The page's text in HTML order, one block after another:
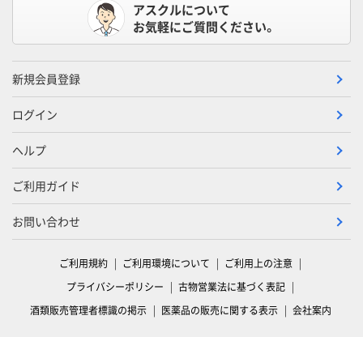
アスクルについて
お気軽にご質問ください。
新規会員登録
ログイン
ヘルプ
ご利用ガイド
お問い合わせ
ご利用規約 ご利用環境について
ご利用上の注意
プライバシーポリシー
古物営業法に基づく表記
酒類販売管理者標識の掲示
医薬品の販売に関する表示 会社案内